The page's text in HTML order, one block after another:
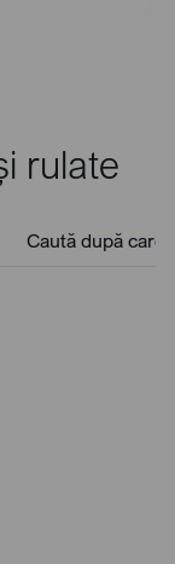
rulate
Caută după